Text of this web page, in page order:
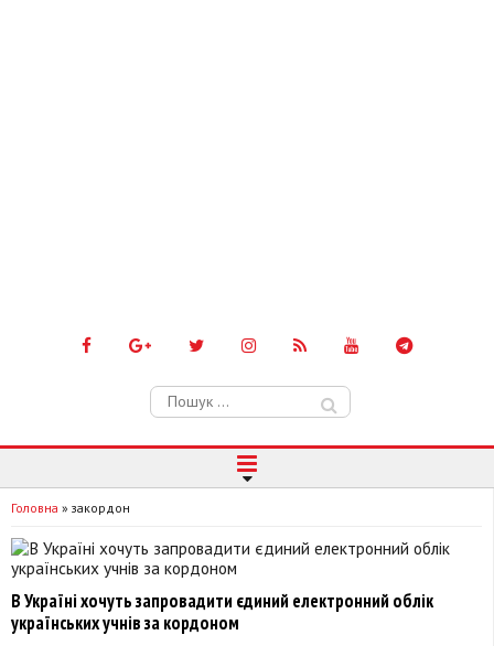
Пошук:
Головна » закордон
В Україні хочуть запровадити єдиний електронний облік
українських учнів за кордоном